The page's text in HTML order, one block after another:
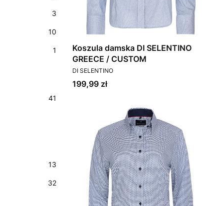
3
10
1
41
13
32
Koszula damska DI SELENTINO
GREECE / CUSTOM
PRODUCENT
DI SELENTINO
Cena
199,99 zł